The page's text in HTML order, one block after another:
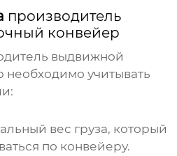
производитель
конвейер
выдвижной
необходимо учитывать
вес груза, который
по конвейеру.